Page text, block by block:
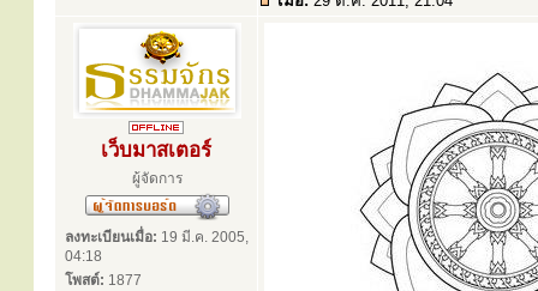
เว็บมาสเตอร์
ผู้จัดการ
ลงทะเบียนเมื่อ: 19 มี.ค. 2005,
04:18
โพสต์: 1877